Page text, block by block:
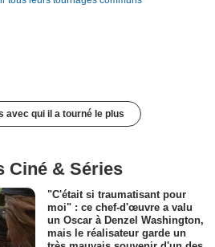
avec qui il a tourné le plus
Ciné & Séries
"C'était si traumatisant pour
moi" : ce chef-d'œuvre a valu
un Oscar à Denzel Washington,
mais le réalisateur garde un